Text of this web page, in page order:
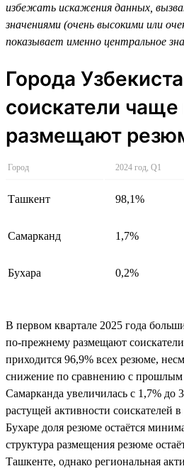
избежать искажения данных,
значениями (очень высокими или
показывает именно центральное
Города
соискатели чаще
размещают
Город 2024 год, Q1
Ташкент 98,1%
Самарканд 1,7%
Бухара 0,2%
В первом квартале 2025 года
по-прежнему размещают
приходится 96,9% всех резюме,
снижение по сравнению с прошлым
Самарканда увеличилась с 1,7% до
растущей активности соискателей
Бухаре доля резюме остаётся
структура размещения резюме
Ташкенте, однако региональная